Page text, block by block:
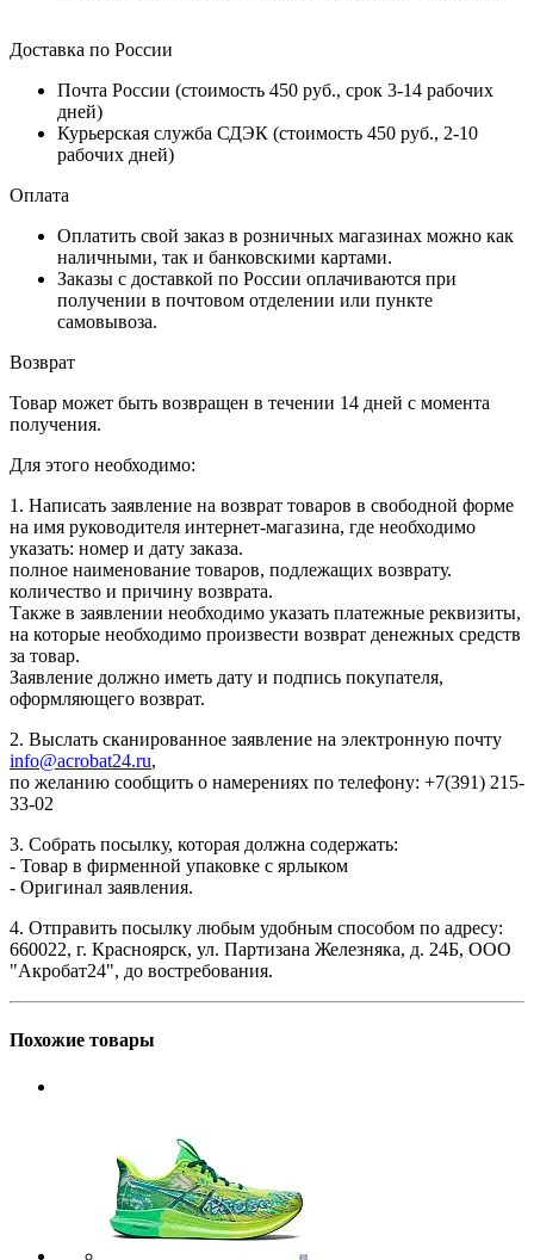
Доставка по России
Почта России (стоимость 450 руб., срок 3-14 рабочих
дней)
Курьерская служба СДЭК (стоимость 450 руб., 2-10
рабочих дней)
Оплата
Оплатить свой заказ в розничных магазинах можно как
наличными, так и банковскими картами.
Заказы с доставкой по России оплачиваются при
получении в почтовом отделении или пункте
самовывоза.
Возврат
Товар может быть возвращен в течении 14 дней с момента
получения.
Для этого необходимо:
1. Написать заявление на возврат товаров в свободной форме
на имя руководителя интернет-магазина, где необходимо
указать: номер и дату заказа.
полное наименование товаров, подлежащих возврату.
количество и причину возврата.
Также в заявлении необходимо указать платежные реквизиты,
на которые необходимо произвести возврат денежных средств
за товар.
Заявление должно иметь дату и подпись покупателя,
оформляющего возврат.
2. Выслать сканированное заявление на электронную почту
info@acrobat24.ru,
по желанию сообщить о намерениях по телефону: +7(391) 215-
33-02
3. Собрать посылку, которая должна содержать:
- Товар в фирменной упаковке с ярлыком
- Оригинал заявления.
4. Отправить посылку любым удобным способом по адресу:
660022, г. Красноярск, ул. Партизана Железняка, д. 24Б, ООО
"Акробат24", до востребования.
Похожие товары